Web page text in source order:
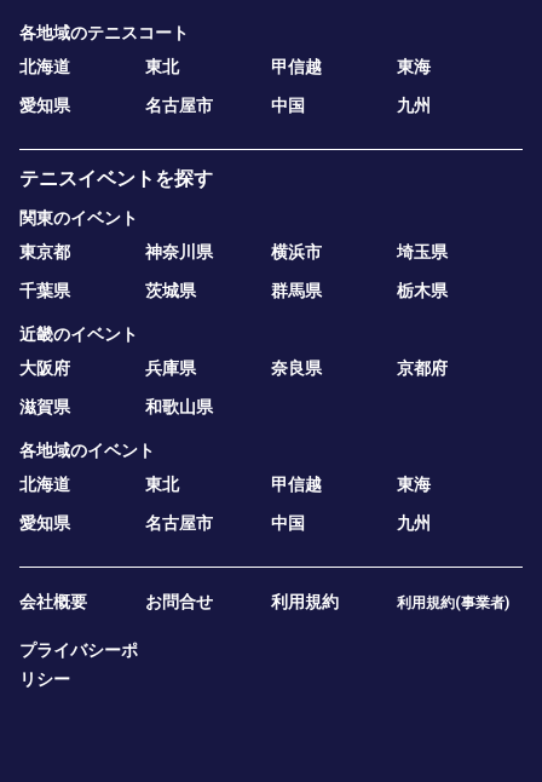
各地域のテニスコート
北海道
東北 甲信越
東海
愛知県
名古屋市 中国 九州
テニスイベントを探す
関東のイベント
東京都
神奈川県 横浜市
埼玉県
千葉県
茨城県 群馬県 栃木県
近畿のイベント
大阪府
兵庫県 奈良県
京都府
滋賀県
和歌山県
各地域のイベント
北海道
東北 甲信越
東海
愛知県
名古屋市 中国 九州
会社概要 お問合せ 利用規約 利用規約(事業者)
プライバシーポ
リシー